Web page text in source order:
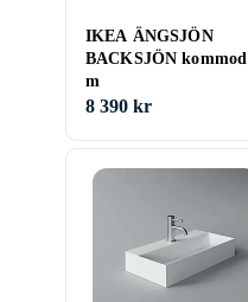
IKEA ÄNGSJÖN
BACKSJÖN kommod
m
lådor/tvättställ/kranar,
cm, cm 120x48x69 cm
8 390 kr